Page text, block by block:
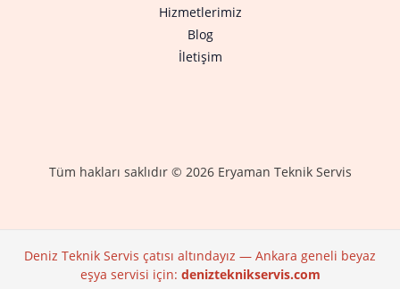
Hizmetlerimiz
Blog
İletişim
Tüm hakları saklıdır © 2026 Eryaman Teknik Servis
Deniz Teknik Servis çatısı altındayız — Ankara geneli beyaz
eşya servisi için: denizteknikservis.com